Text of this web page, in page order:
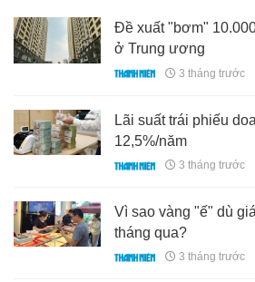
Đề xuất "bơm"
ở Trung ương
3 tháng trước
Lãi suất trái phiếu
12,5%/năm
3 tháng trước
Vì sao vàng "ế" dù
tháng qua?
3 tháng trước